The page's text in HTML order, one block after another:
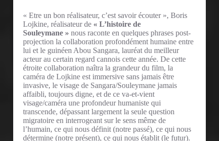
« Etre un bon réalisateur, c’est savoir écouter », Boris
Lojkine, réalisateur de « L’histoire de
Souleymane » nous raconte en quelques phrases post-
projection la collaboration profondément humaine entre
lui et le guinéen Abou Sangara, lauréat du meilleur
acteur au certain regard cannois cette année. De cette
étroite collaboration naîtra la grandeur du film, la
caméra de Lojkine est immersive sans jamais être
invasive, le visage de Sangara/Souleymane jamais
affaibli, toujours digne, et de ce va-et-vient
visage/caméra une profondeur humaniste qui
transcende, dépassant largement la seule question
migratoire en interrogeant sur le sens même de
l’humain, ce qui nous définit (notre passé), ce qui nous
détermine (notre présent), ce qui nous établit (le futur).